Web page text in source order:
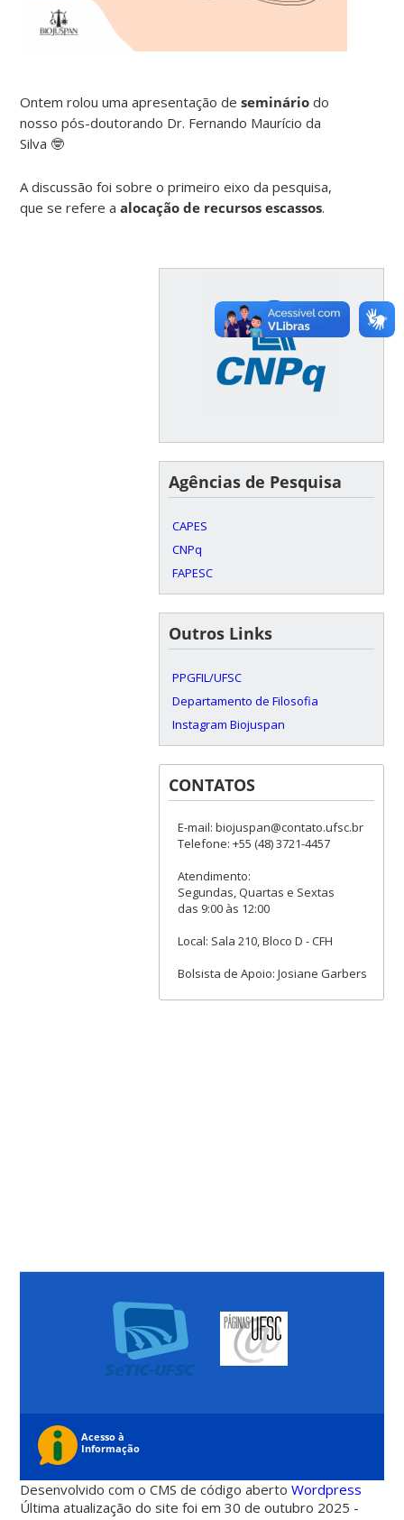
Ontem rolou uma apresentação deseminário do
nosso pós-doutorando Dr. Fernando Maurício da
Silva 🤓
A discussão foi sobre o primeiro eixo da pesquisa,
que se refere aalocação de recursos escassos.
Agências de Pesquisa
CAPES
CNPq
FAPESC
Outros Links
PPGFIL/UFSC
Departamento de Filosofia
Instagram Biojuspan
CONTATOS
E-mail: biojuspan@contato.ufsc.br
Telefone: +55 (48) 3721-4457
Atendimento:
Segundas, Quartas e Sextas
das 9:00 às 12:00
Local: Sala 210, Bloco D - CFH
Bolsista de Apoio: Josiane Garbers
Desenvolvido com o CMS de código abertoWordpress
Última atualização do site foi em 30 de outubro 2025 -